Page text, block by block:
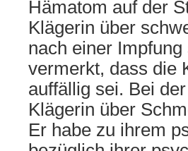
Hämatom auf der
Klägerin über
nach einer
vermerkt, dass die
auffällig sei. Bei
Klägerin über
Er habe zu ihrem